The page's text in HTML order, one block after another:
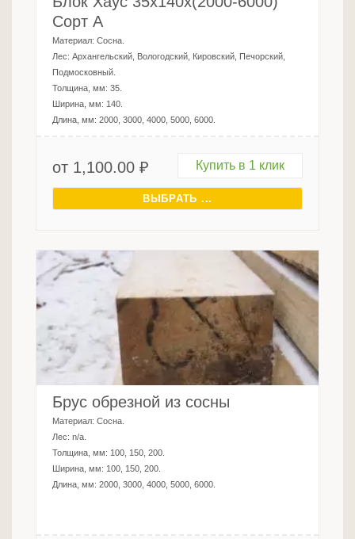
Сорт А
Материал: Сосна.
Лес: Архангельский, Вологодский, Кировский, Печорский,
Подмосковный.
Толщина, мм: 35.
Ширина, мм: 140.
Длина, мм: 2000, 3000, 4000, 5000, 6000.
от 1,100.00 ₽ Купить в 1 клик
ВЫБРАТЬ ...
Брус обрезной из сосны
Материал: Сосна.
Лес: n/a.
Толщина, мм: 100, 150, 200.
Ширина, мм: 100, 150, 200.
Длина, мм: 2000, 3000, 4000, 5000, 6000.